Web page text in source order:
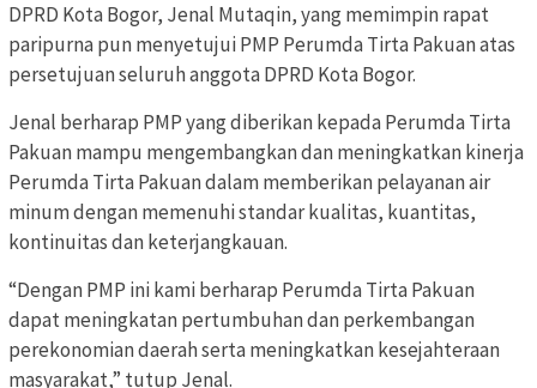
DPRD Kota Bogor, Jenal Mutaqin, yang memimpin rapat
paripurna pun menyetujui PMP Perumda Tirta Pakuan atas
persetujuan seluruh anggota DPRD Kota Bogor.
Jenal berharap PMP yang diberikan kepada Perumda Tirta
Pakuan mampu mengembangkan dan meningkatkan kinerja
Perumda Tirta Pakuan dalam memberikan pelayanan air
minum dengan memenuhi standar kualitas, kuantitas,
kontinuitas dan keterjangkauan.
“Dengan PMP ini kami berharap Perumda Tirta Pakuan
dapat meningkatan pertumbuhan dan perkembangan
perekonomian daerah serta meningkatkan kesejahteraan
masyarakat,” tutup Jenal.